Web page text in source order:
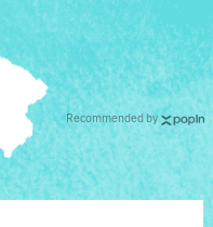
Recommended by